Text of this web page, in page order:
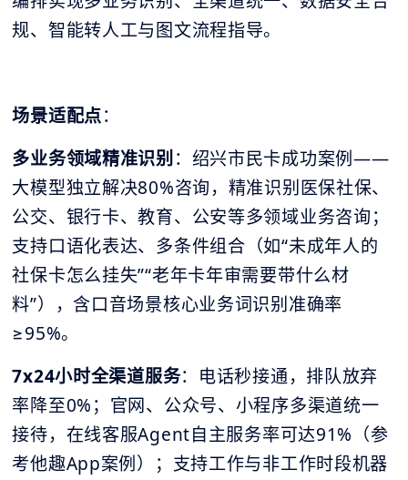
规、智能转人工与图文流程指导。
场景适配点：
多业务领域精准识别：绍兴市民卡成功案例——
大模型独立解决80%咨询，精准识别医保社保、
公交、银行卡、教育、公安等多领域业务咨询；
支持口语化表达、多条件组合（如“未成年人的
社保卡怎么挂失”“老年卡年审需要带什么材
料”），含口音场景核心业务词识别准确率
≥95%。
7x24小时全渠道服务：电话秒接通，排队放弃
率降至0%；官网、公众号、小程序多渠道统一
接待，在线客服Agent自主服务率可达91%（参
考他趣App案例）；支持工作与非工作时段机器